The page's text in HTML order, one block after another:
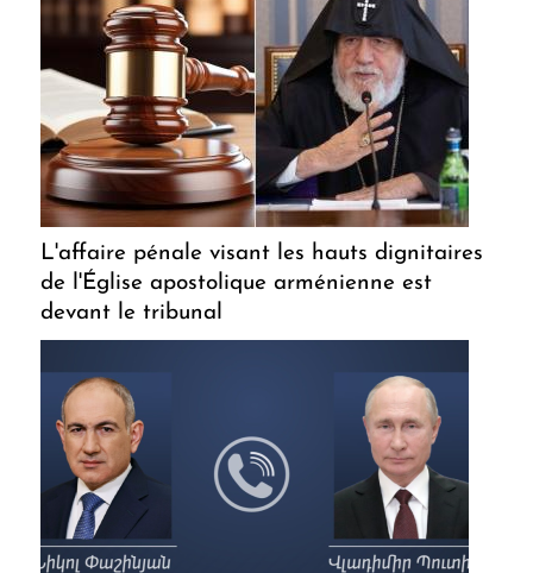
L'affaire pénale visant les hauts dignitaires
de l'Église apostolique arménienne est
devant le tribunal